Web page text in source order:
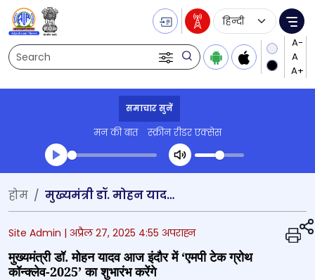
Search
Language
समाचार सुनें
मन की बात स्क्रीन रीडर एक्सेस
Transcript summary
प्ले ऑडियो
होम मुख्यमंत्री डॉ. मोहन यादव आज इंदौर में ‘एमपी टेक ग्रोथ कॉन्क्लेव-2025’ का शुभारंभ करेंगे
Site Admin | अप्रैल 27, 2025 4:55 अपराह्न
मुख्यमंत्री डॉ. मोहन यादव आज इंदौर में ‘एमपी टेक ग्रोथ
कॉन्क्लेव-2025’ का शुभारंभ करेंगे